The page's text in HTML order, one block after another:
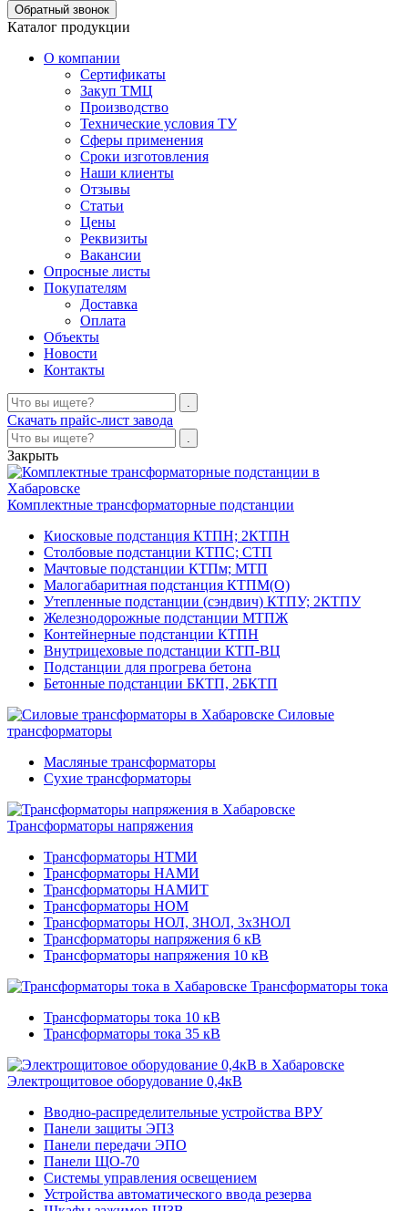
Каталог продукции
О компании
Сертификаты
Закуп ТМЦ
Производство
Технические условия ТУ
Сферы применения
Сроки изготовления
Наши клиенты
Отзывы
Статьи
Цены
Реквизиты
Вакансии
Опросные листы
Покупателям
Доставка
Оплата
Объекты
Новости
Контакты
Скачать прайс-лист завода
Закрыть
Комплектные трансформаторные подстанции
Киосковые подстанция КТПН; 2КТПН
Столбовые подстанции КТПС; СТП
Мачтовые подстанции КТПм; МТП
Малогабаритная подстанция КТПМ(О)
Утепленные подстанции (сэндвич) КТПУ; 2КТПУ
Железнодорожные подстанции МТПЖ
Контейнерные подстанции КТПН
Внутрицеховые подстанции КТП-ВЦ
Подстанции для прогрева бетона
Бетонные подстанции БКТП, 2БКТП
Силовые
трансформаторы
Масляные трансформаторы
Сухие трансформаторы
Трансформаторы напряжения
Трансформаторы НТМИ
Трансформаторы НАМИ
Трансформаторы НАМИТ
Трансформаторы НОМ
Трансформаторы НОЛ, ЗНОЛ, 3хЗНОЛ
Трансформаторы напряжения 6 кВ
Трансформаторы напряжения 10 кВ
Трансформаторы тока
Трансформаторы тока 10 кВ
Трансформаторы тока 35 кВ
Электрощитовое оборудование 0,4кВ
Вводно-распределительные устройства ВРУ
Панели защиты ЭПЗ
Панели передачи ЭПО
Панели ЩО-70
Системы управления освещением
Устройства автоматического ввода резерва